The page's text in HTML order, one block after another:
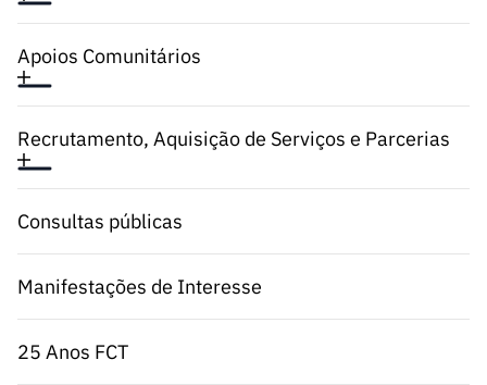
Apoios Comunitários
Recrutamento, Aquisição de Serviços e Parcerias
Consultas públicas
Manifestações de Interesse
25 Anos FCT